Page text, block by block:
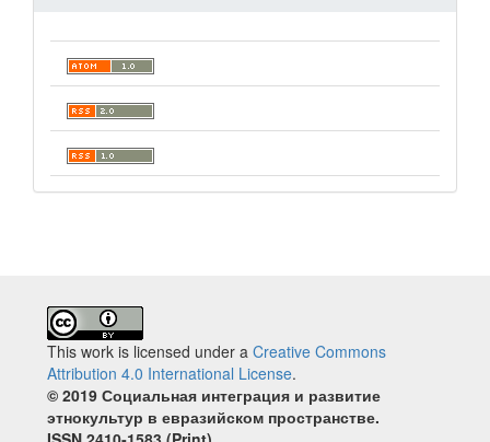
This work is licensed under a Creative Commons
Attribution 4.0 International License.
© 2019 Социальная интеграция и развитие
этнокультур в евразийском пространстве.